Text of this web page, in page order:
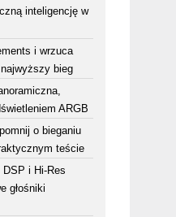
inteligencję w
i wrzuca
bieg
ARGB
o bieganiu
teście
i Hi-Res
głośniki